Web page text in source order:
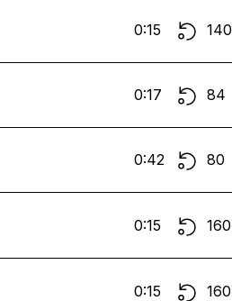
0:15 140
0:17 84
0:42 80
0:15 160
0:15 160